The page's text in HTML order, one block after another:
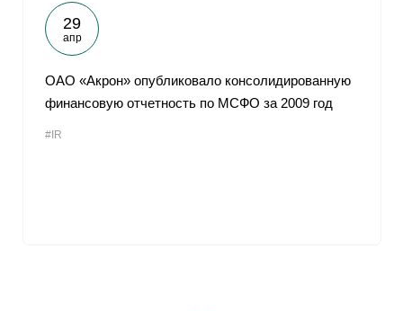
29
апр
ОАО «Акрон» опубликовало консолидированную
финансовую отчетность по МСФО за 2009 год
#IR